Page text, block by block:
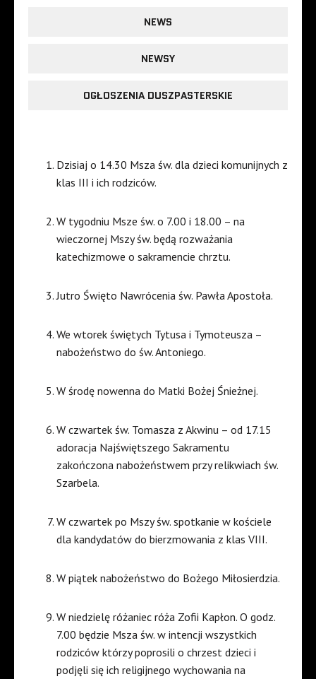
NEWS
NEWSY
OGŁOSZENIA DUSZPASTERSKIE
Dzisiaj o 14.30 Msza św. dla dzieci komunijnych z
klas III i ich rodziców.
W tygodniu Msze św. o 7.00 i 18.00 – na
wieczornej Mszy św. będą rozważania
katechizmowe o sakramencie chrztu.
Jutro Święto Nawrócenia św. Pawła Apostoła.
We wtorek świętych Tytusa i Tymoteusza –
nabożeństwo do św. Antoniego.
W środę nowenna do Matki Bożej Śnieżnej.
W czwartek św. Tomasza z Akwinu – od 17.15
adoracja Najświętszego Sakramentu
zakończona nabożeństwem przy relikwiach św.
Szarbela.
W czwartek po Mszy św. spotkanie w kościele
dla kandydatów do bierzmowania z klas VIII.
W piątek nabożeństwo do Bożego Miłosierdzia.
W niedzielę różaniec róża Zofii Kapłon. O godz.
7.00 będzie Msza św. w intencji wszystkich
rodziców którzy poprosili o chrzest dzieci i
podjęli się ich religijnego wychowania na